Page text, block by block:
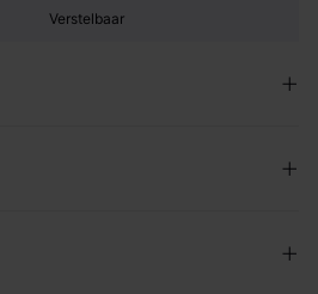
Verstelbaar